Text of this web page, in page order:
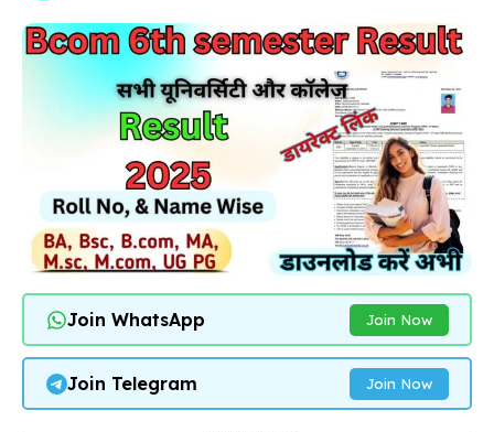
Join WhatsApp Join Now
Join Telegram Join Now